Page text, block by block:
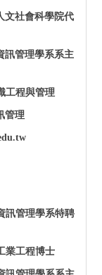
文社會科學院代
訊管理學系系主
工程與管理
管理
訊管理學系特聘
業工程博士